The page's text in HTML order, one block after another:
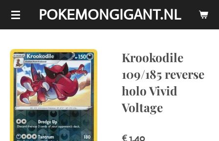
Ga
de
hoofdinhoud
POKEMONGIGANT.NL
Krookodile
109/185 reverse
holo Vivid
Voltage
€ 1,40